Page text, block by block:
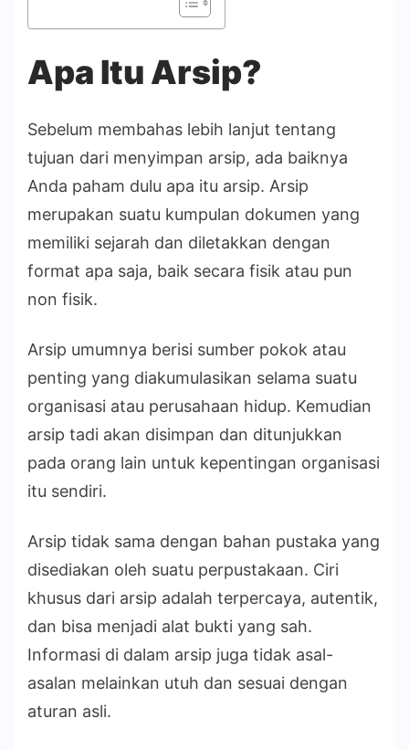
Apa Itu Arsip?
Sebelum membahas lebih lanjut tentang
tujuan dari menyimpan arsip, ada baiknya
Anda paham dulu apa itu arsip. Arsip
merupakan suatu kumpulan dokumen yang
memiliki sejarah dan diletakkan dengan
format apa saja, baik secara fisik atau pun
non fisik.
Arsip umumnya berisi sumber pokok atau
penting yang diakumulasikan selama suatu
organisasi atau perusahaan hidup. Kemudian
arsip tadi akan disimpan dan ditunjukkan
pada orang lain untuk kepentingan organisasi
itu sendiri.
Arsip tidak sama dengan bahan pustaka yang
disediakan oleh suatu perpustakaan. Ciri
khusus dari arsip adalah terpercaya, autentik,
dan bisa menjadi alat bukti yang sah.
Informasi di dalam arsip juga tidak asal-
asalan melainkan utuh dan sesuai dengan
aturan asli.